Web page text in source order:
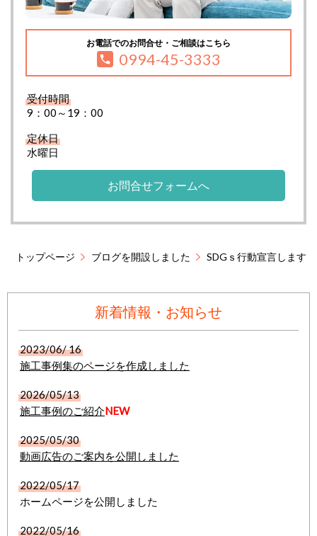
お電話でのお問合せ・ご相談はこちら
0994-45-3333
受付時間
9：00～19：00
定休日
水曜日
お問合せフォームへ
トップページ ブログを開設しました SDGｓ行動宣言します
新着情報・お知らせ
2023/06/ 16
施工事例集のページを作成しました
2026/05/13
施工事例のご紹介NEW
2025/05/30
動画広告のご案内を公開しました
2022/05/17
ホームページを公開しました
2022/05/16